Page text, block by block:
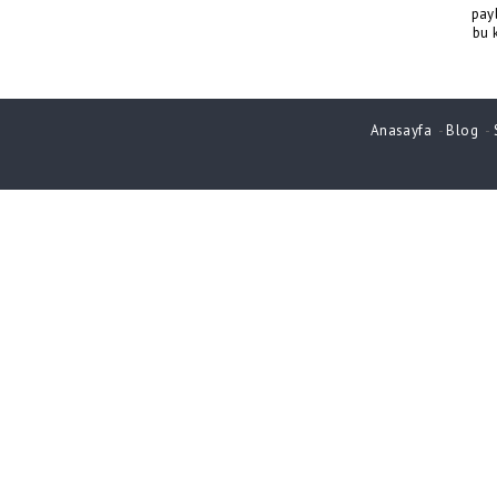
bu
Anasayfa -Blog -